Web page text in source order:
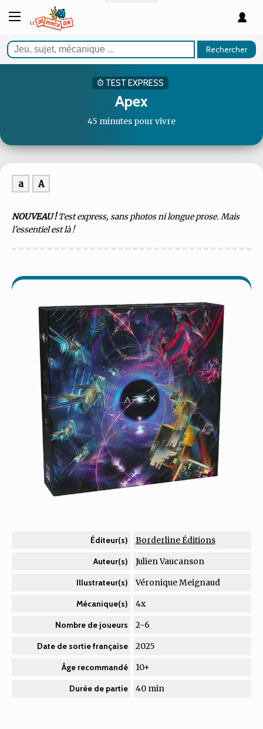
Rechercher
TEST EXPRESS
Apex
45 minutes pour vivre
a A
NOUVEAU !Test express, sans photos ni longue prose. Mais
l'essentiel est là !
Éditeur(s) Borderline Éditions
Auteur(s) Julien Vaucanson
Illustrateur(s) Véronique Meignaud
Mécanique(s) 4x
Nombre de joueurs 2-6
Date de sortie française 2025
Âge recommandé 10+
Durée de partie 40 min